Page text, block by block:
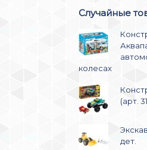
Случайные
колесах
(арт.
дет.